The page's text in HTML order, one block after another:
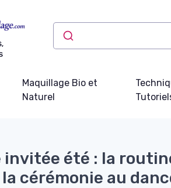
Maquillage Bio et
Naturel
invitée été : la
cérémonie au